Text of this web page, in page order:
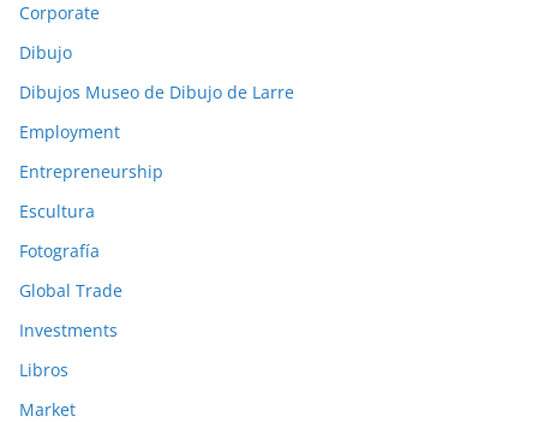
Corporate
Dibujo
Dibujos Museo de Dibujo de Larre
Employment
Entrepreneurship
Escultura
Fotografía
Global Trade
Investments
Libros
Market